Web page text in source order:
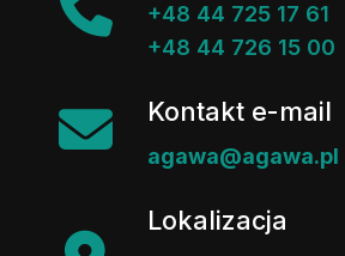
+48 44 725 17 61
+48 44 726 15 00
Kontakt e-mail
agawa@agawa.pl
Lokalizacja